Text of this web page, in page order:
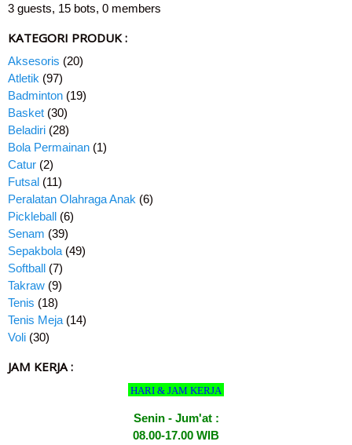
3 guests, 15 bots, 0 members
KATEGORI PRODUK :
Aksesoris (20)
Atletik (97)
Badminton (19)
Basket (30)
Beladiri (28)
Bola Permainan (1)
Catur (2)
Futsal (11)
Peralatan Olahraga Anak (6)
Pickleball (6)
Senam (39)
Sepakbola (49)
Softball (7)
Takraw (9)
Tenis (18)
Tenis Meja (14)
Voli (30)
JAM KERJA :
HARI & JAM KERJA
Senin - Jum'at :
08.00-17.00 WIB